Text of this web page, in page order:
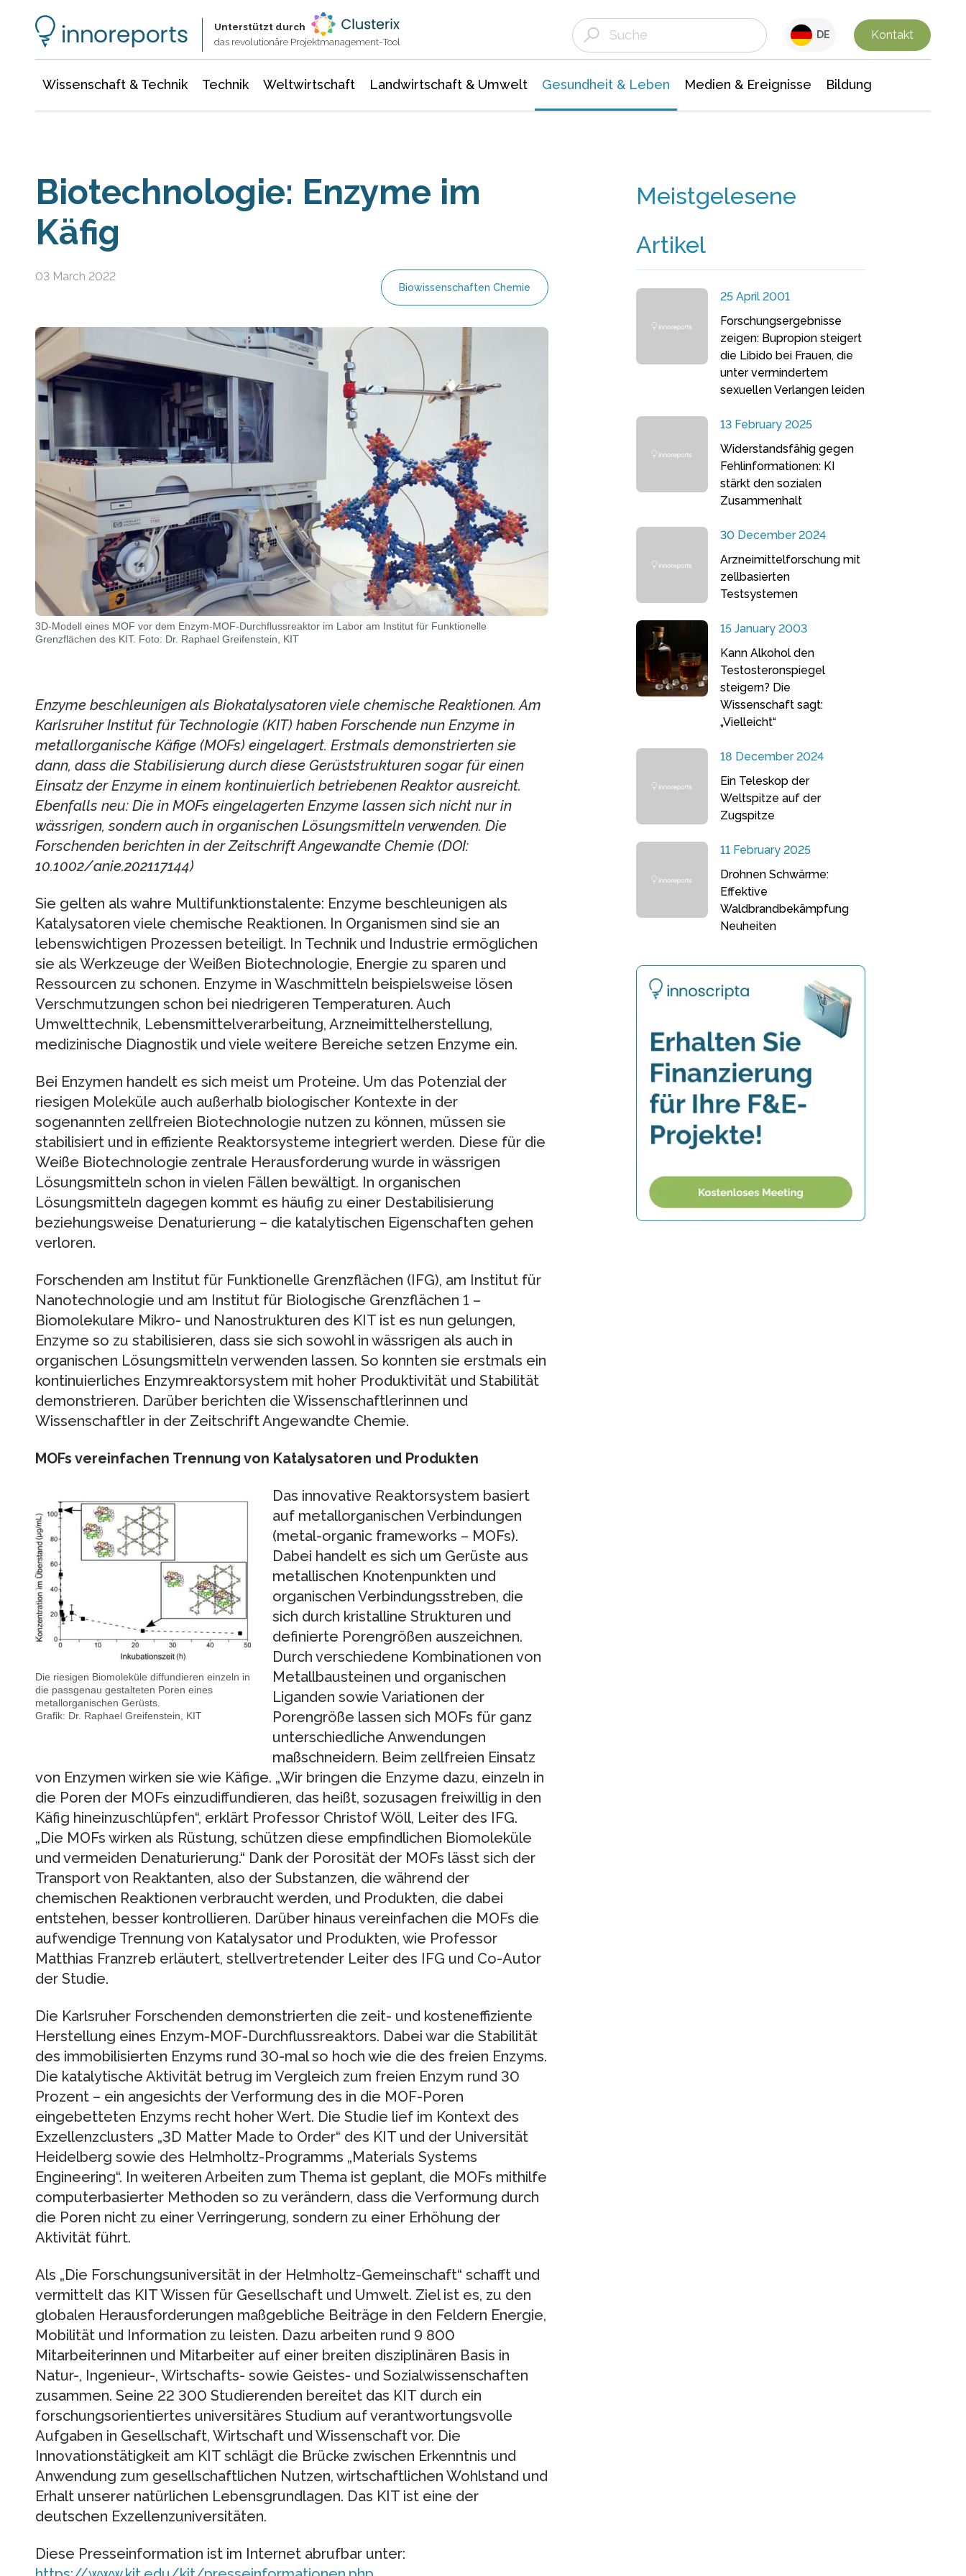
Unterstützt durch
das revolutionäre Projektmanagement-Tool
DE Kontakt
Wissenschaft & Technik Technik Weltwirtschaft Landwirtschaft & Umwelt Gesundheit & Leben Medien & Ereignisse Bildung
Biotechnologie: Enzyme im
Käfig
03 March 2022
Biowissenschaften Chemie
3D-Modell eines MOF vor dem Enzym-MOF-Durchflussreaktor im Labor am Institut für Funktionelle
Grenzflächen des KIT. Foto: Dr. Raphael Greifenstein, KIT
Enzyme beschleunigen als Biokatalysatoren viele chemische Reaktionen. Am
Karlsruher Institut für Technologie (KIT) haben Forschende nun Enzyme in
metallorganische Käfige (MOFs) eingelagert. Erstmals demonstrierten sie
dann, dass die Stabilisierung durch diese Gerüststrukturen sogar für einen
Einsatz der Enzyme in einem kontinuierlich betriebenen Reaktor ausreicht.
Ebenfalls neu: Die in MOFs eingelagerten Enzyme lassen sich nicht nur in
wässrigen, sondern auch in organischen Lösungsmitteln verwenden. Die
Forschenden berichten in der Zeitschrift Angewandte Chemie (DOI:
10.1002/anie.202117144)
Sie gelten als wahre Multifunktionstalente: Enzyme beschleunigen als
Katalysatoren viele chemische Reaktionen. In Organismen sind sie an
lebenswichtigen Prozessen beteiligt. In Technik und Industrie ermöglichen
sie als Werkzeuge der Weißen Biotechnologie, Energie zu sparen und
Ressourcen zu schonen. Enzyme in Waschmitteln beispielsweise lösen
Verschmutzungen schon bei niedrigeren Temperaturen. Auch
Umwelttechnik, Lebensmittelverarbeitung, Arzneimittelherstellung,
medizinische Diagnostik und viele weitere Bereiche setzen Enzyme ein.
Bei Enzymen handelt es sich meist um Proteine. Um das Potenzial der
riesigen Moleküle auch außerhalb biologischer Kontexte in der
sogenannten zellfreien Biotechnologie nutzen zu können, müssen sie
stabilisiert und in effiziente Reaktorsysteme integriert werden. Diese für die
Weiße Biotechnologie zentrale Herausforderung wurde in wässrigen
Lösungsmitteln schon in vielen Fällen bewältigt. In organischen
Lösungsmitteln dagegen kommt es häufig zu einer Destabilisierung
beziehungsweise Denaturierung – die katalytischen Eigenschaften gehen
verloren.
Forschenden am Institut für Funktionelle Grenzflächen (IFG), am Institut für
Nanotechnologie und am Institut für Biologische Grenzflächen 1 –
Biomolekulare Mikro- und Nanostrukturen des KIT ist es nun gelungen,
Enzyme so zu stabilisieren, dass sie sich sowohl in wässrigen als auch in
organischen Lösungsmitteln verwenden lassen. So konnten sie erstmals ein
kontinuierliches Enzymreaktorsystem mit hoher Produktivität und Stabilität
demonstrieren. Darüber berichten die Wissenschaftlerinnen und
Wissenschaftler in der Zeitschrift Angewandte Chemie.
MOFs vereinfachen Trennung von Katalysatoren und Produkten
Die riesigen Biomoleküle diffundieren einzeln in
die passgenau gestalteten Poren eines
metallorganischen Gerüsts.
Grafik: Dr. Raphael Greifenstein, KIT
Das innovative Reaktorsystem basiert
auf metallorganischen Verbindungen
(metal-organic frameworks – MOFs).
Dabei handelt es sich um Gerüste aus
metallischen Knotenpunkten und
organischen Verbindungsstreben, die
sich durch kristalline Strukturen und
definierte Porengrößen auszeichnen.
Durch verschiedene Kombinationen von
Metallbausteinen und organischen
Liganden sowie Variationen der
Porengröße lassen sich MOFs für ganz
unterschiedliche Anwendungen
maßschneidern. Beim zellfreien Einsatz
von Enzymen wirken sie wie Käfige. „Wir bringen die Enzyme dazu, einzeln in
die Poren der MOFs einzudiffundieren, das heißt, sozusagen freiwillig in den
Käfig hineinzuschlüpfen“, erklärt Professor Christof Wöll, Leiter des IFG.
„Die MOFs wirken als Rüstung, schützen diese empfindlichen Biomoleküle
und vermeiden Denaturierung.“ Dank der Porosität der MOFs lässt sich der
Transport von Reaktanten, also der Substanzen, die während der
chemischen Reaktionen verbraucht werden, und Produkten, die dabei
entstehen, besser kontrollieren. Darüber hinaus vereinfachen die MOFs die
aufwendige Trennung von Katalysator und Produkten, wie Professor
Matthias Franzreb erläutert, stellvertretender Leiter des IFG und Co-Autor
der Studie.
Die Karlsruher Forschenden demonstrierten die zeit- und kosteneffiziente
Herstellung eines Enzym-MOF-Durchflussreaktors. Dabei war die Stabilität
des immobilisierten Enzyms rund 30-mal so hoch wie die des freien Enzyms.
Die katalytische Aktivität betrug im Vergleich zum freien Enzym rund 30
Prozent – ein angesichts der Verformung des in die MOF-Poren
eingebetteten Enzyms recht hoher Wert. Die Studie lief im Kontext des
Exzellenzclusters „3D Matter Made to Order“ des KIT und der Universität
Heidelberg sowie des Helmholtz-Programms „Materials Systems
Engineering“. In weiteren Arbeiten zum Thema ist geplant, die MOFs mithilfe
computerbasierter Methoden so zu verändern, dass die Verformung durch
die Poren nicht zu einer Verringerung, sondern zu einer Erhöhung der
Aktivität führt.
Als „Die Forschungsuniversität in der Helmholtz-Gemeinschaft“ schafft und
vermittelt das KIT Wissen für Gesellschaft und Umwelt. Ziel ist es, zu den
globalen Herausforderungen maßgebliche Beiträge in den Feldern Energie,
Mobilität und Information zu leisten. Dazu arbeiten rund 9 800
Mitarbeiterinnen und Mitarbeiter auf einer breiten disziplinären Basis in
Natur-, Ingenieur-, Wirtschafts- sowie Geistes- und Sozialwissenschaften
zusammen. Seine 22 300 Studierenden bereitet das KIT durch ein
forschungsorientiertes universitäres Studium auf verantwortungsvolle
Aufgaben in Gesellschaft, Wirtschaft und Wissenschaft vor. Die
Innovationstätigkeit am KIT schlägt die Brücke zwischen Erkenntnis und
Anwendung zum gesellschaftlichen Nutzen, wirtschaftlichen Wohlstand und
Erhalt unserer natürlichen Lebensgrundlagen. Das KIT ist eine der
deutschen Exzellenzuniversitäten.
Diese Presseinformation ist im Internet abrufbar unter:
Meistgelesene
Artikel
25 April 2001
Forschungsergebnisse
zeigen: Bupropion steigert
die Libido bei Frauen, die
unter vermindertem
sexuellen Verlangen leiden
13 February 2025
Widerstandsfähig gegen
Fehlinformationen: KI
stärkt den sozialen
Zusammenhalt
30 December 2024
Arzneimittelforschung mit
zellbasierten
Testsystemen
15 January 2003
Kann Alkohol den
Testosteronspiegel
steigern? Die
Wissenschaft sagt:
„Vielleicht“
18 December 2024
Ein Teleskop der
Weltspitze auf der
Zugspitze
11 February 2025
Drohnen Schwärme:
Effektive
Waldbrandbekämpfung
Neuheiten